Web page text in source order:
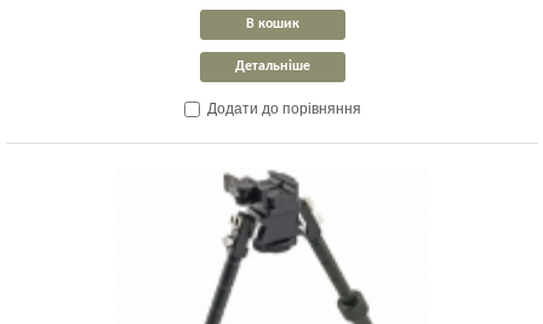
В кошик
Детальніше
Додати до порівняння